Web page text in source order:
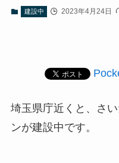
建設中 2023年4月24日
埼玉県庁近くと、さ
ンが建設中です。